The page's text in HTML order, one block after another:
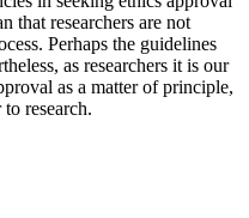
that researchers are not
Perhaps the guidelines
as researchers it is our
as a matter of principle,
research.